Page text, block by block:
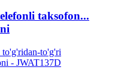
taksofon...